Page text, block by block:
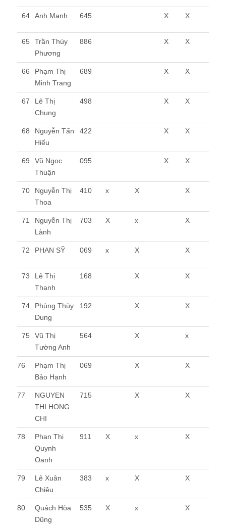
64 Anh Mạnh 645 X X
65
Trần Thúy
Phương
886 X X
66
Phạm Thị
Minh Trang
689 X X
67
Lê Thị
Chung
498 X X
68
Nguyễn Tấn
Hiếu
422 X X
69
Vũ Ngọc
Thuận
095 X X
70
Nguyễn Thị
Thoa
410 x X X
71
Nguyễn Thị
Lành
703 X x X
72 PHAN SỸ 069 x X X
73
Lê Thị
Thanh
168 X X
74
Phùng Thùy
Dung
192 X X
75
Vũ Thị
Tường Anh
564 X x
76
Phạm Thị
Bảo Hạnh
069 X X
77
NGUYEN
THI HONG
CHI
715 X X
78
Phan Thi
Quynh
Oanh
911 X x X
79
Lê Xuân
Chiêu
383 x X X
80
Quách Hòa
Dũng
535 X x X